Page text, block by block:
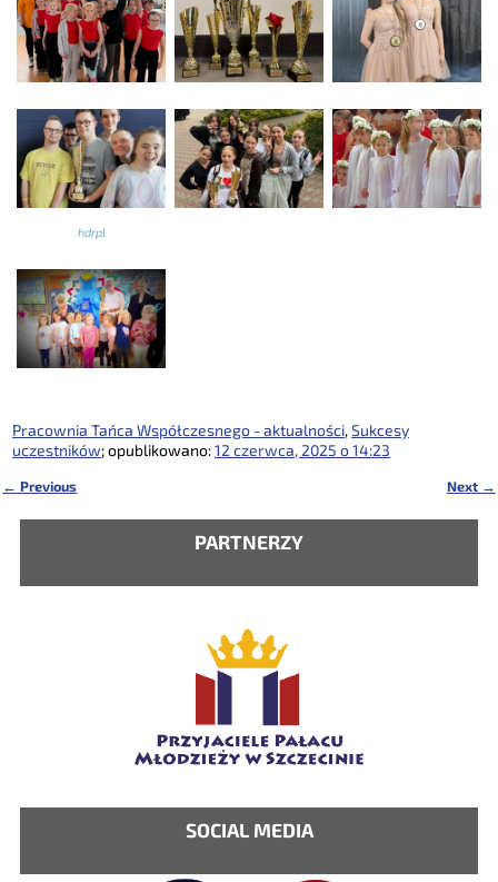
hdrpl
Pracownia Tańca Współczesnego - aktualności,Sukcesy
uczestników; opublikowano:12 czerwca, 2025 o 14:23
← Previous Next →
PARTNERZY
SOCIAL MEDIA